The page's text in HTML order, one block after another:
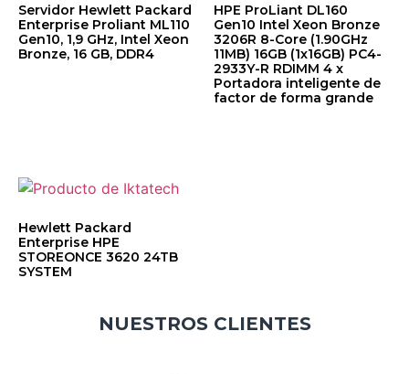
Servidor Hewlett Packard
Enterprise Proliant ML110
Gen10, 1,9 GHz, Intel Xeon
Bronze, 16 GB, DDR4
HPE ProLiant DL160
Gen10 Intel Xeon Bronze
3206R 8-Core (1.90GHz
11MB) 16GB (1x16GB) PC4-
2933Y-R RDIMM 4 x
Portadora inteligente de
factor de forma grande
Hewlett Packard
Enterprise HPE
STOREONCE 3620 24TB
SYSTEM
NUESTROS CLIENTES